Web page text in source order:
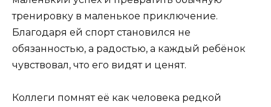
тренировку в маленькое приключение.
Благодаря ей спорт становился не
обязанностью, а радостью, а каждый ребёнок
чувствовал, что его видят и ценят.
Коллеги помнят её как человека редкой